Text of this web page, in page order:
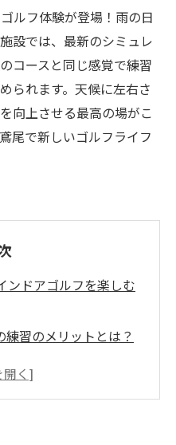
ルフ体験が登場！雨の日
設では、最新のシミュレ
コースと同じ感覚で練習
られます。天候に左右さ
向上させる最高の場がこ
尾で新しいゴルフライフ
ンドアゴルフを楽しむ
習のメリットとは？
たいインドアゴルフの